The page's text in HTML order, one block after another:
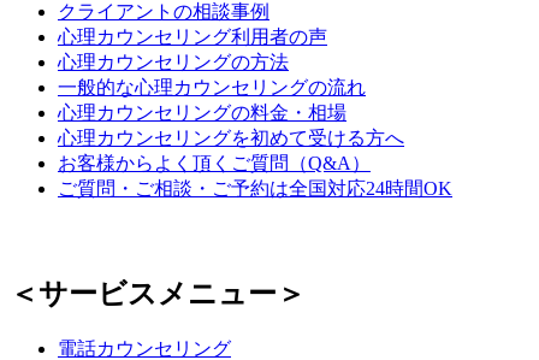
クライアントの相談事例
心理カウンセリング利用者の声
心理カウンセリングの方法
一般的な心理カウンセリングの流れ
心理カウンセリングの料金・相場
心理カウンセリングを初めて受ける方へ
お客様からよく頂くご質問（Q&A）
ご質問・ご相談・ご予約は全国対応24時間OK
＜サービスメニュー＞
電話カウンセリング